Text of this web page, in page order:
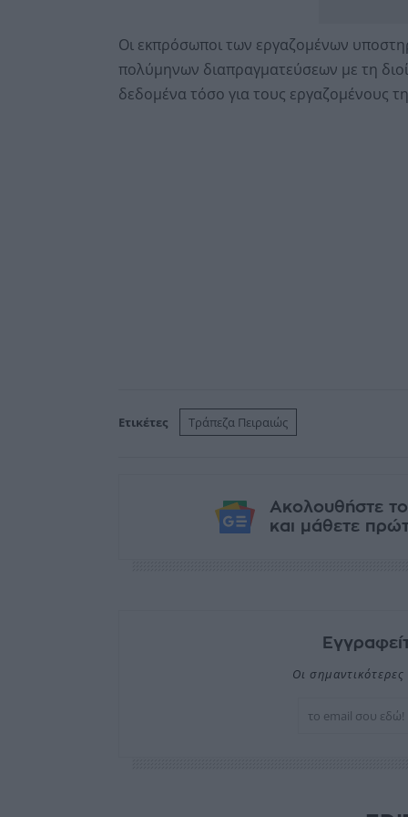
Οι εκπρόσωποι των εργαζομένων
πολύμηνων διαπραγματεύσεων με τη
δεδομένα τόσο για τους εργαζομένους
Ετικέτες Τράπεζα Πειραιώς
Ακολουθήστε
και μάθετε
Οι